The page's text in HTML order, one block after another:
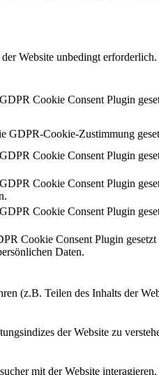
Website unbedingt
Cookie Consent Plugin
GDPR-Cookie-Zustimmung
Cookie Consent Plugin
Cookie Consent Plugin
Cookie Consent Plugin
Cookie Consent Plugin
Daten.
(z.B. Teilen des Inhalts der
der Website zu
mit der Website